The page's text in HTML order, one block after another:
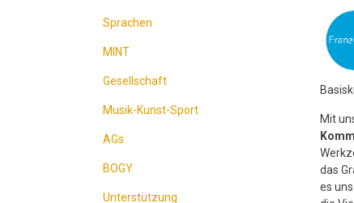
Mit
das
es
Sprachen
MINT
Gesellschaft
Musik-Kunst-Sport
AGs
BOGY
Unterstützung